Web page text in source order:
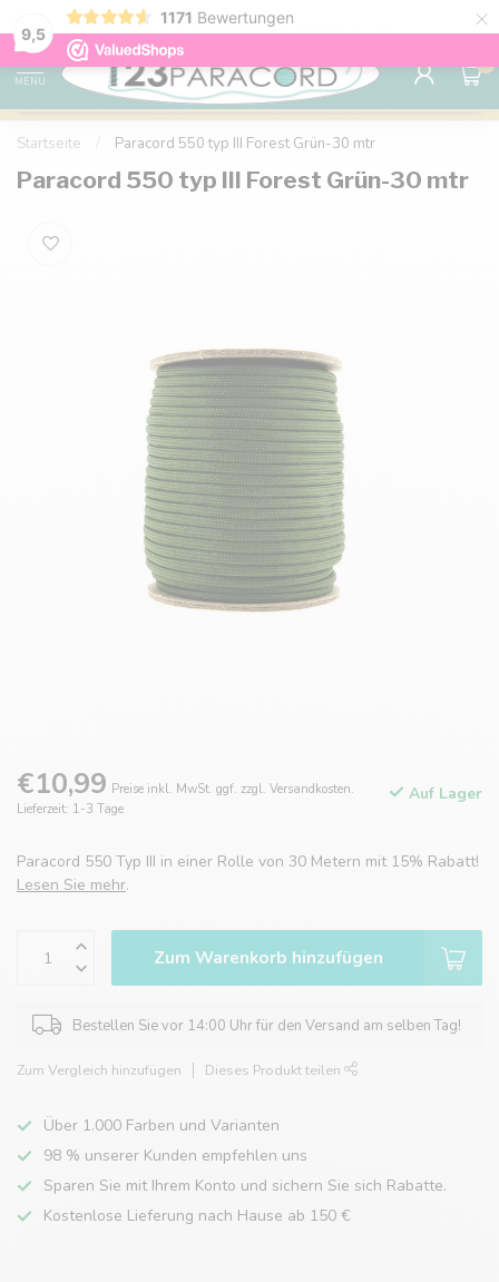
9,5
1171 Bewertungen ×
Kostenlose Lieferung nach Hause ab 150 €
MENU
0
Startseite Paracord 550 typ III Forest Grün-30 mtr
Paracord 550 typ III Forest Grün-30 mtr
€10,99 Preise inkl. MwSt. ggf. zzgl. Versandkosten.
Lieferzeit: 1-3 Tage
Auf Lager
Paracord 550 Typ III in einer Rolle von 30 Metern mit 15% Rabatt!
Lesen Sie mehr.
Zum Warenkorb hinzufügen
Bestellen Sie vor 14:00 Uhr für den Versand am selben Tag!
Zum Vergleich hinzufügen Dieses Produkt teilen
Über 1.000 Farben und Varianten
98 % unserer Kunden empfehlen uns
Sparen Sie mit Ihrem Konto und sichern Sie sich Rabatte.
Kostenlose Lieferung nach Hause ab 150 €